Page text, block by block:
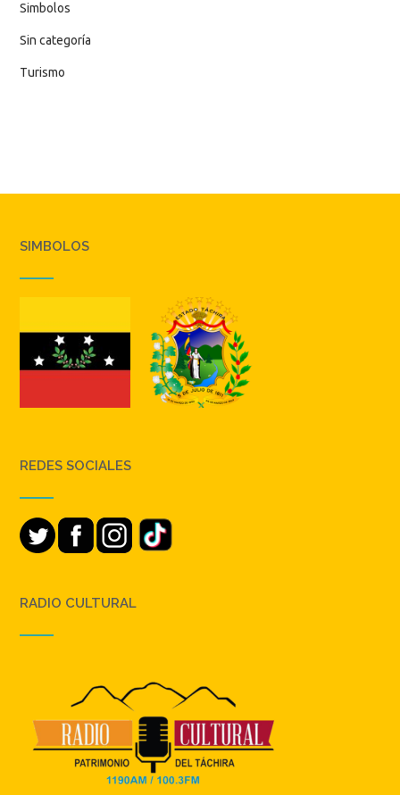
Simbolos
Sin categoría
Turismo
SIMBOLOS
REDES SOCIALES
RADIO CULTURAL